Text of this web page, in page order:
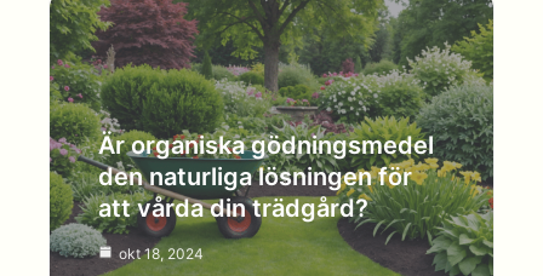
Är organiska gödningsmedel
den naturliga lösningen för
att vårda din trädgård?
okt 18, 2024